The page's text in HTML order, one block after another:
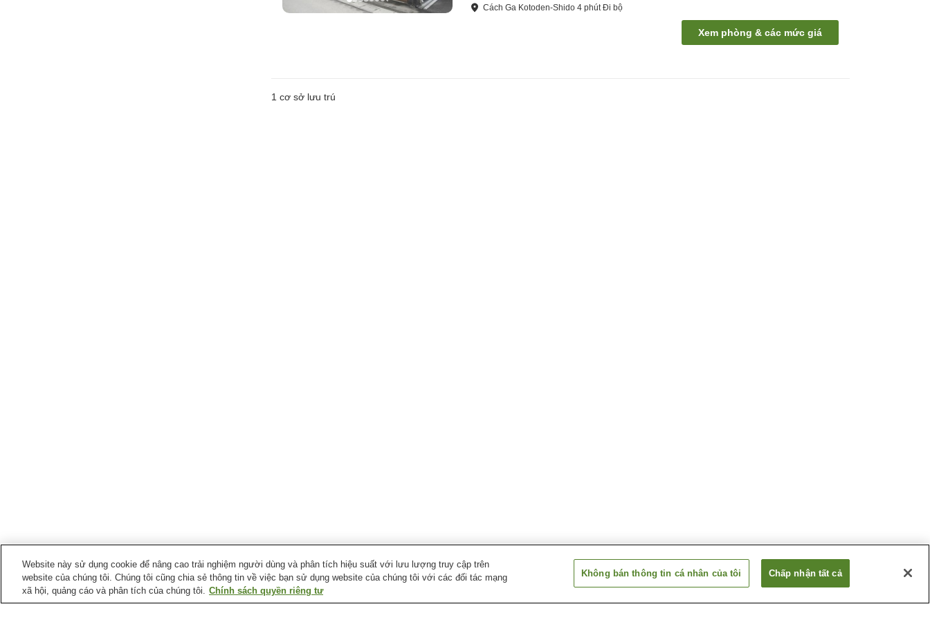
CáchGa Kotoden-Shido 4 phútĐi bộ
Xem phòng & các mức giá
1 cơ sở lưu trú
Ga xe lửa tại Thành phố Sanuki
Website này sử dụng cookie để nâng cao trải nghiệm người dùng và phân tích hiệu suất với lưu lượng truy cập trên
website của chúng tôi. Chúng tôi cũng chia sẻ thông tin về việc bạn sử dụng website của chúng tôi với các đối tác mạng
xã hội, quảng cáo và phân tích của chúng tôi. Chính sách quyền riêng tư
Không bán thông tin cá nhân của tôi Chấp nhận tất cả